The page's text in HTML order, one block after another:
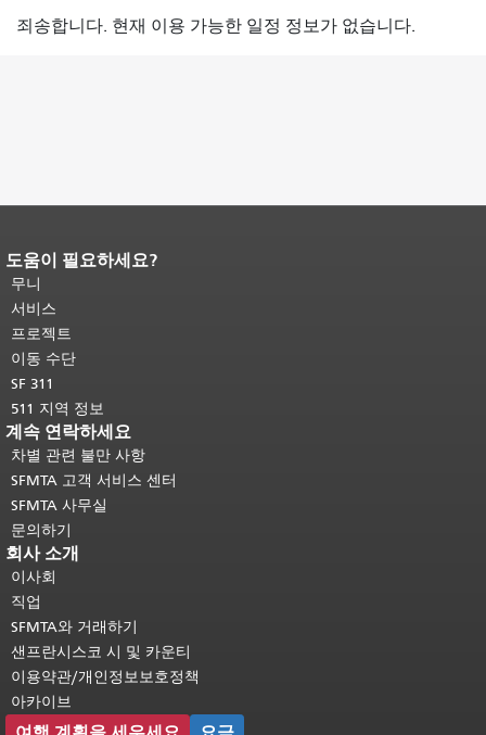
죄송합니다. 현재 이용 가능한 일정 정보가 없습니다.
페이지 내용 끝입니다.이 페이지의 나
머지 내용은 모든 페이지에 반복됩니
다.메인 콘텐츠 상단으로 돌아가려면
여기를 클릭하십시오
도움이 필요하세요?
무니
서비스
프로젝트
이동 수단
SF 311
511 지역 정보
계속 연락하세요
차별 관련 불만 사항
SFMTA 고객 서비스 센터
SFMTA 사무실
문의하기
회사 소개
이사회
직업
SFMTA와 거래하기
샌프란시스코 시 및 카운티
이용약관/개인정보보호정책
아카이브